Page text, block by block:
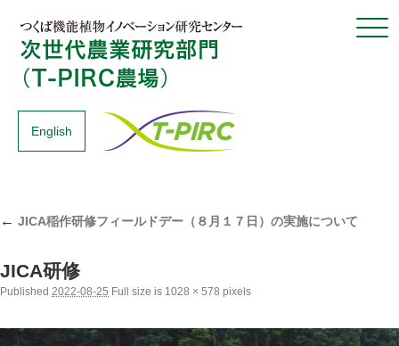
English
Click
← JICA稲作研修フィールドデー（８月１７日）の実施について
JICA研修
Published 2022-08-25 Full size is 1028 × 578 pixels